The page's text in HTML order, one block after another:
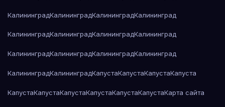
КалининградКалининградКалининградКалининград
КалининградКалининградКалининградКалининград
КалининградКалининградКалининградКалининград
КалининградКалининградКапустаКапустаКапустаКапуста
КапустаКапустаКапустаКапустаКапустаКапустаКарта сайта